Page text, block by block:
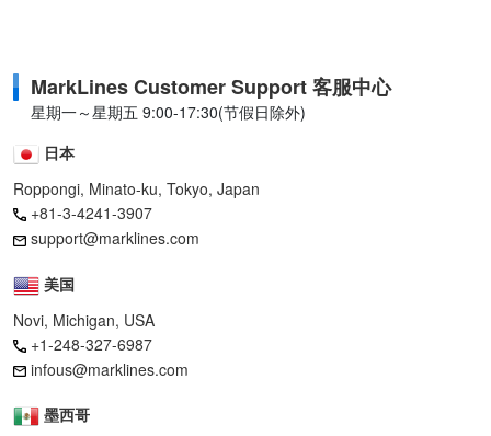
MarkLines Customer Support 客服中心
星期一～星期五 9:00-17:30(节假日除外)
日本
Roppongi, Minato-ku, Tokyo, Japan
+81-3-4241-3907
support@marklines.com
美国
Novi, Michigan, USA
+1-248-327-6987
infous@marklines.com
墨西哥